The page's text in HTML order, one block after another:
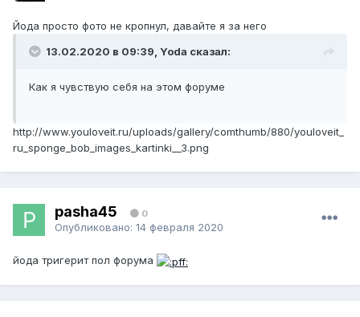
Йода просто фото не кропнул, давайте я за него
13.02.2020 в 09:39, Yoda сказал:
Как я чувствую себя на этом форуме
http://www.youloveit.ru/uploads/gallery/comthumb/880/youloveit_
ru_sponge_bob_images_kartinki__3.png
pasha45 0
Опубликовано: 14 февраля 2020
йода тригерит пол форума